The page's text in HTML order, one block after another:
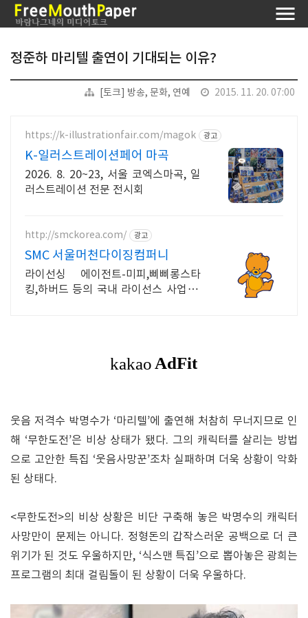
정준하 마리텔 출연이 기대되는 이유?
[토크] 방송, 문화, 연예 2015. 11. 20. 07:00
https://k-illustrationfair.com/magok 광고
K-일러스트레이션페어 마곡
2026. 8. 20~23, 서울 코엑스마곡, 일
러스트레이션 전문 전시회
http://smckorea.com/ 광고
SMC 서울머천다이징컴퍼니
라이선싱 에이전트-미피,삐삐롱스타
킹,하버드 등의 국내 라이선스 사업 전
웃음 저격수 박명수가 ‘마리텔’에 출연해 처참히 무너지므로 인
해 ‘무한도전’은 비상 상태가 됐다. 그의 캐릭터를 살리는 방법
으로 고안한 특집 ‘웃음사망꾼’조차 실패하며 더욱 상황이 악화
된 상태다.
<무한도전>의 비상 상황은 비단 구축해 놓은 박명수의 캐릭터
사망만이 문제는 아니다. 정형돈의 갑작스러운 공백으로 더 큰
위기가 된 것도 우울하지만, ‘식스맨 특집’으로 뽑아놓은 광희는
프로그램의 최대 걸림돌이 된 상황이 더욱 우울하다.